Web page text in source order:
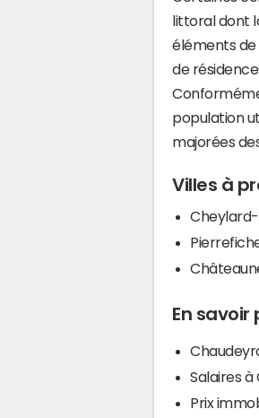
littoral dont
éléments de
de
population
majorées
Villes à
En savoir
Salaires à
Prix